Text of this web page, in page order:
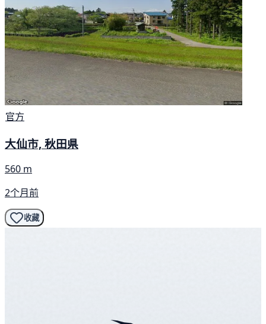
官方
大仙市, 秋田県
560 m
2个月前
收藏